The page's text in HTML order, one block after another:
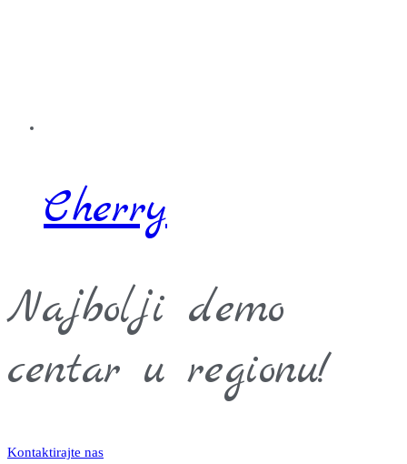
Cherry
Najbolji demo
centar u regionu!
Kontaktirajte nas